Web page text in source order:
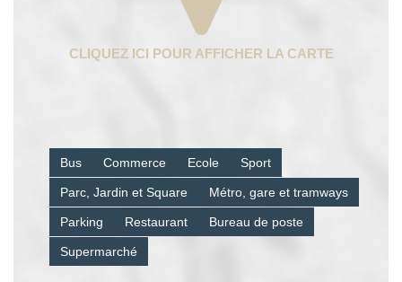
Bus Commerce Ecole Sport
Parc, Jardin et Square Métro, gare et tramways
Parking Restaurant Bureau de poste
Supermarché